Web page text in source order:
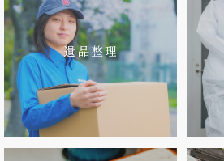
遺品整理